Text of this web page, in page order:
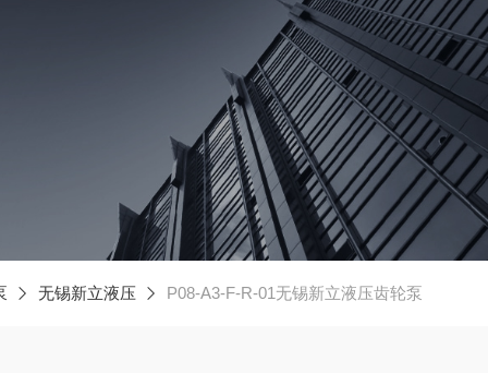
无锡新立液压 P08-A3-F-R-01无锡新立液压齿轮泵